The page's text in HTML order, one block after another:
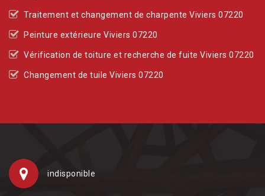
Traitement et changement de charpente Viviers 07220
Peinture extérieure Viviers 07220
Vérification de toiture et recherche de fuite Viviers 07220
Changement de tuile Viviers 07220
indisponible